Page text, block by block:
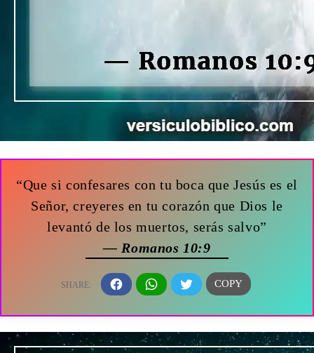
“Que si confesares con tu boca que Jesús es el
Señor, creyeres en tu corazón que Dios le
levantó de los muertos, serás salvo”
— Romanos 10:9